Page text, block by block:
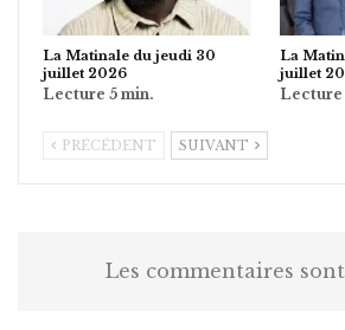
La Matinale du jeudi 30
juillet 2026
La
juillet
PRÉCÉDENT SUIVANT
Les commentaires